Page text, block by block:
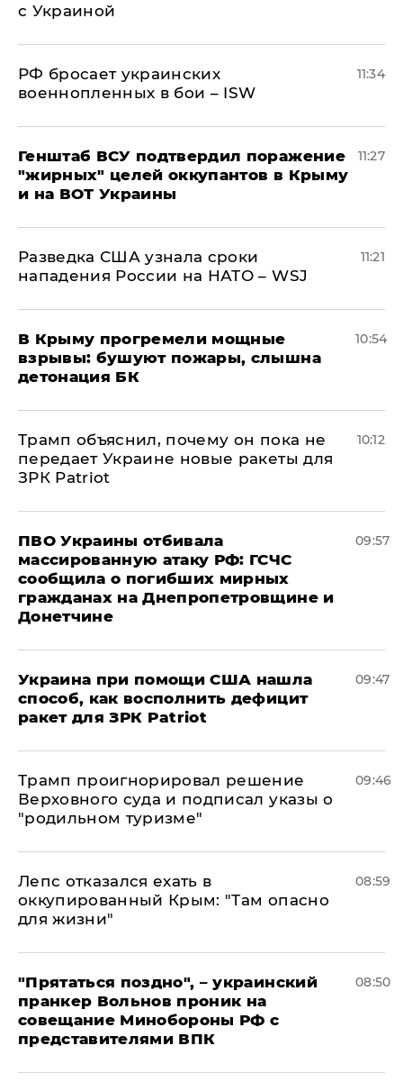
с Украиной
РФ бросает украинских
военнопленных в бои – ISW
11:34
Генштаб ВСУ подтвердил поражение
"жирных" целей оккупантов в Крыму
и на ВОТ Украины
11:27
Разведка США узнала сроки
нападения России на НАТО – WSJ
11:21
В Крыму прогремели мощные
взрывы: бушуют пожары, слышна
детонация БК
10:54
Трамп объяснил, почему он пока не
передает Украине новые ракеты для
ЗРК Patriot
10:12
ПВО Украины отбивала
массированную атаку РФ: ГСЧС
сообщила о погибших мирных
гражданах на Днепропетровщине и
Донетчине
09:57
Украина при помощи США нашла
способ, как восполнить дефицит
ракет для ЗРК Patriot
09:47
Трамп проигнорировал решение
Верховного суда и подписал указы о
"родильном туризме"
09:46
Лепс отказался ехать в
оккупированный Крым: "Там опасно
для жизни"
08:59
"Прятаться поздно", – украинский
пранкер Вольнов проник на
совещание Минобороны РФ с
представителями ВПК
08:50